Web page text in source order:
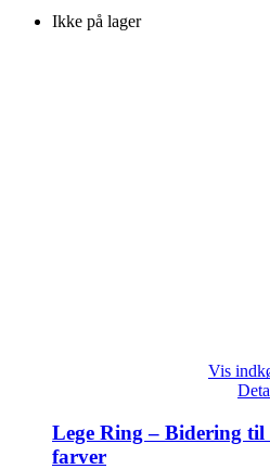
Ikke på lager
Vis
Lege Ring – Bidering
farver